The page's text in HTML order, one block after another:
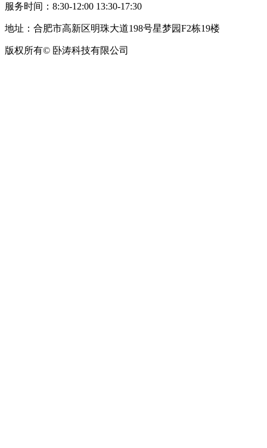
服务时间：8:30-12:00 13:30-17:30
地址：合肥市高新区明珠大道198号星梦园F2栋19楼
版权所有© 卧涛科技有限公司